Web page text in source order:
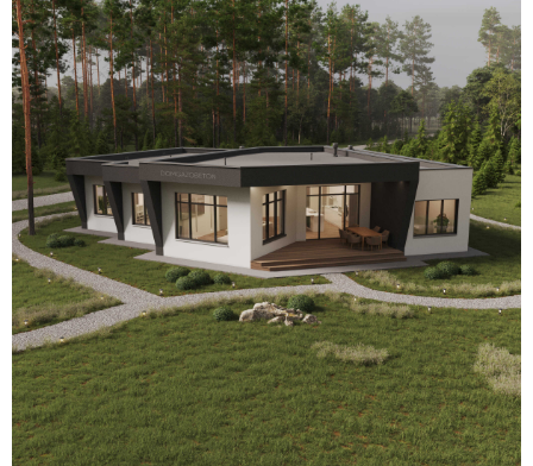
Для уточнения стоимости вашего
проекта свяжитесь с нами или
оставьте заявкуна обратный
звонок — мы свяжемся с вами
в ближайшее время.